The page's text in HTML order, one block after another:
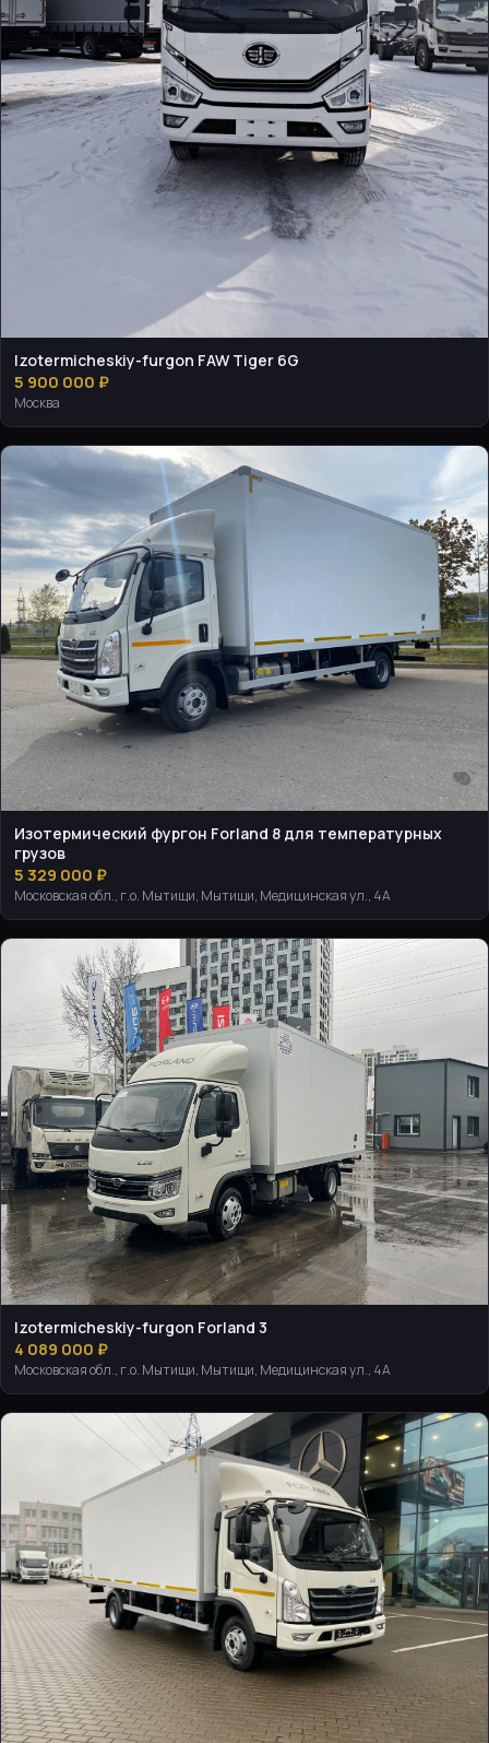
Izotermicheskiy-furgon FAW Tiger 6G
5 900 000 ₽
Москва
Изотермический фургон Forland 8 для температурных
грузов
5 329 000 ₽
Московская обл., г.о. Мытищи, Мытищи, Медицинская ул., 4А
Izotermicheskiy-furgon Forland 3
4 089 000 ₽
Московская обл., г.о. Мытищи, Мытищи, Медицинская ул., 4А